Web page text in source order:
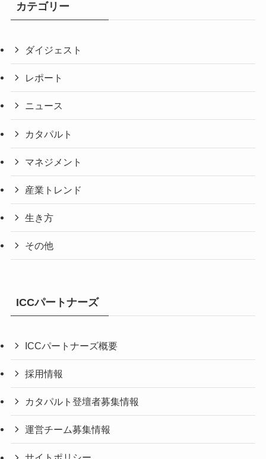
カテゴリー
ダイジェスト
レポート
ニュース
カタパルト
マネジメント
産業トレンド
生き方
その他
ICCパートナーズ
ICCパートナーズ概要
採用情報
カタパルト登壇者募集情報
運営チーム募集情報